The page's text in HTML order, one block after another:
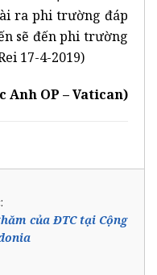
ra phi trường đáp
sẽ đến phi trường
17-4-2019)
Anh OP – Vatican)
của ĐTC tại Cộng